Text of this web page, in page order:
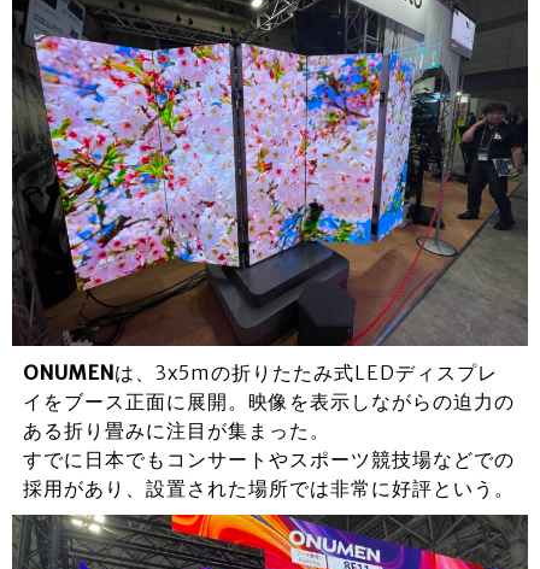
ONUMENは、3x5mの折りたたみ式LEDディスプレ
イをブース正面に展開。映像を表示しながらの迫力の
ある折り畳みに注目が集まった。
すでに日本でもコンサートやスポーツ競技場などでの
採用があり、設置された場所では非常に好評という。